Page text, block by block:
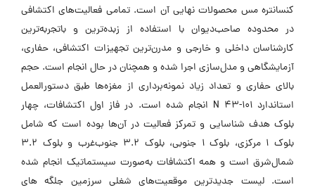
کنسانتره مس محصولات نهایی آن است. تمامی فعالیت‌های اکتشافی
در محدوده صاحب‌دیوان با استفاده از زبده‌ترین و باتجربه‌ترین
کارشناسان داخلی و خارجی و مدرن‌ترین تجهیزات اکتشافی، حفاری،
آزمایشگاهی و مدل‌سازی اجرا شده و همچنان در حال انجام است. حجم
بالای حفاری و تعداد زیاد نمونه‌برداری از مغزه‌ها طبق دستورالعمل
استاندارد 101-43 N انجام شده است. در فاز اول اکتشافات، چهار
بلوک هدف شناسایی و تمرکز فعالیت در آن‌ها بوده است که شامل
بلوک 1 مرکزی، بلوک 1 جنوبی، بلوک 3.2 جنوب‌غرب و بلوک 3.2
شمال‌شرق است و همه اکتشافات به‌صورت سیستماتیک انجام شده
است. لیست جدیدترین موقعیت‌های شغلی سرزمین جلگه های